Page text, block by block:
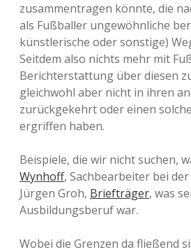
zusammentragen könnte, die
als Fußballer ungewöhnliche
künstlerische oder sonstige)
Seitdem also nichts mehr mit
Berichterstattung über diesen
gleichwohl aber nicht in ihren
zurückgekehrt oder einen
ergriffen haben.
Beispiele, die wir nicht suchen,
Wynhoff, Sachbearbeiter bei
Jürgen Groh, Briefträger, was
Ausbildungsberuf war.
Wobei die Grenzen da fließend